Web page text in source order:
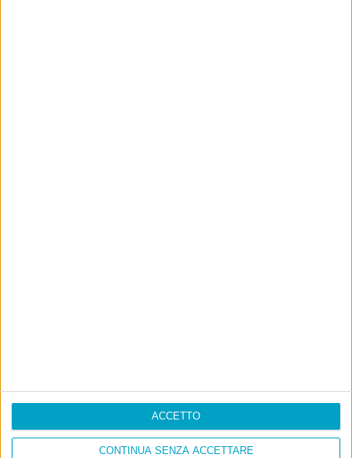
CONTINUA SENZA ACCETTARE
ACCETTO